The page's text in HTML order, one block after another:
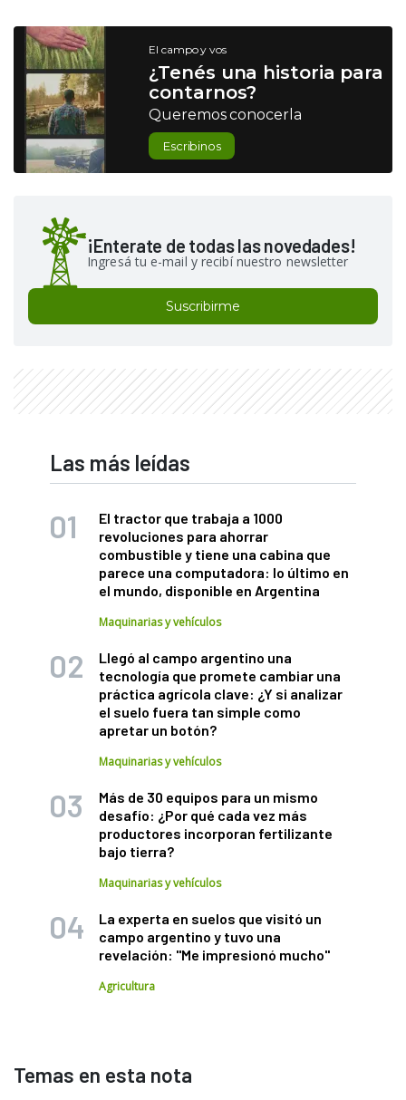
El campo y vos
¿Tenés una historia para
contarnos?
Queremos conocerla
Escribinos
¡Enterate de todas las novedades!
Ingresá tu e-mail y recibí nuestro newsletter
Suscribirme
Las más leídas
El tractor que trabaja a 1000
revoluciones para ahorrar
combustible y tiene una cabina que
parece una computadora: lo último en
el mundo, disponible en Argentina
Maquinarias y vehículos
Llegó al campo argentino una
tecnología que promete cambiar una
práctica agrícola clave: ¿Y si analizar
el suelo fuera tan simple como
apretar un botón?
Maquinarias y vehículos
Más de 30 equipos para un mismo
desafío: ¿Por qué cada vez más
productores incorporan fertilizante
bajo tierra?
Maquinarias y vehículos
La experta en suelos que visitó un
campo argentino y tuvo una
revelación: "Me impresionó mucho"
Agricultura
Temas en esta nota